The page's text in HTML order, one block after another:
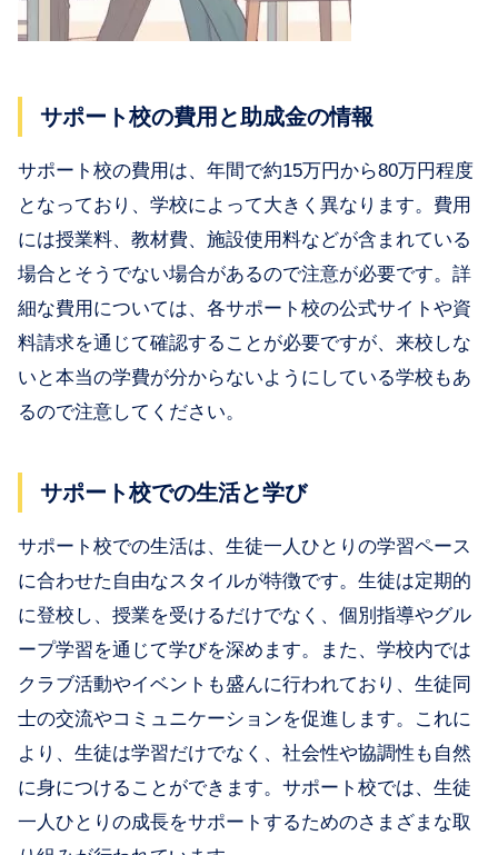
サポート校の費用と助成金の情報
サポート校の費用は、年間で約15万円から80万円程度
となっており、学校によって大きく異なります。費用
には授業料、教材費、施設使用料などが含まれている
場合とそうでない場合があるので注意が必要です。詳
細な費用については、各サポート校の公式サイトや資
料請求を通じて確認することが必要ですが、来校しな
いと本当の学費が分からないようにしている学校もあ
るので注意してください。
サポート校での生活と学び
サポート校での生活は、生徒一人ひとりの学習ペース
に合わせた自由なスタイルが特徴です。生徒は定期的
に登校し、授業を受けるだけでなく、個別指導やグル
ープ学習を通じて学びを深めます。また、学校内では
クラブ活動やイベントも盛んに行われており、生徒同
士の交流やコミュニケーションを促進します。これに
より、生徒は学習だけでなく、社会性や協調性も自然
に身につけることができます。サポート校では、生徒
一人ひとりの成長をサポートするためのさまざまな取